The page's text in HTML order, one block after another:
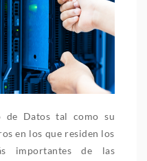
de Datos tal como su
en los que residen los
importantes de las